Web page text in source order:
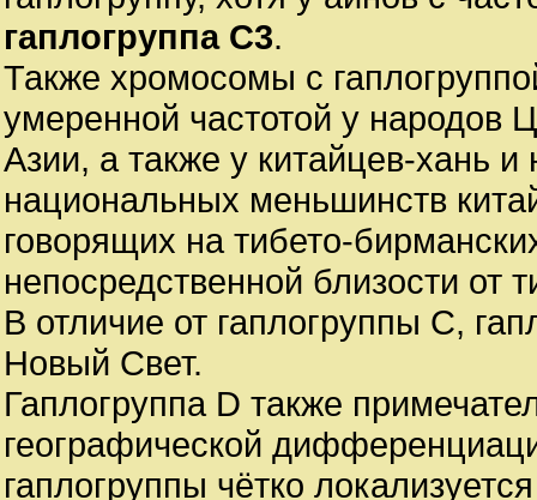
гаплогруппа C3.
Также хромосомы с
умеренной частотой у народов
Азии, а также у китайцев-хань
национальных меньшинств
говорящих на тибето-
непосредственной близости от
В отличие от гаплогруппы C,
Новый Свет.
Гаплогруппа D также
географической
гаплогруппы чётко